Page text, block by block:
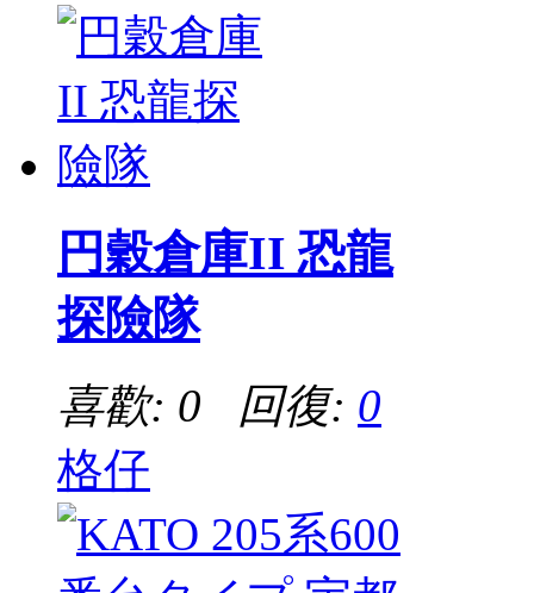
円穀倉庫II 恐龍
探險隊
喜歡: 0 回復: 0
格仔